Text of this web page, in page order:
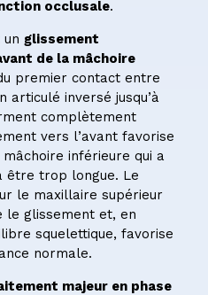
occlusale.
glissement
de la mâchoire
premier contact entre
articulé inversé jusqu’à
complètement
vers l’avant favorise
inférieure qui a
être trop longue. Le
le maxillaire supérieur
le glissement et, en
squelettique, favorise
normale.
majeur en phase